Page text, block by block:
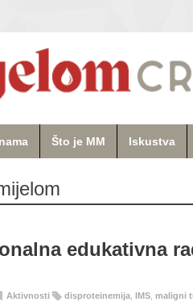
Što je MM Iskustva
edukativna
Aktivnosti disproteinemija IMS maligni